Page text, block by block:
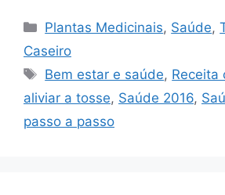
Categorias
Plantas Medicinais, Saúde,
Caseiro
Tags
Bem estar e saúde, Receita
aliviar a tosse, Saúde 2016,
passo a passo